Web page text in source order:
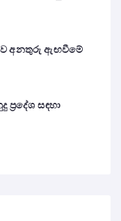
අනතුරු ඇඟවීමේ
ප්‍රදේශ සඳහා